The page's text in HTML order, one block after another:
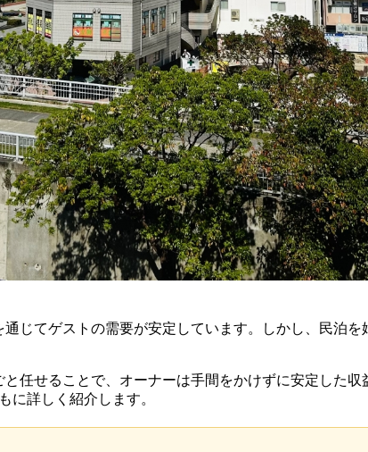
じてゲストの需要が安定しています。しかし、民泊
任せることで、オーナーは手間をかけずに安定した
に詳しく紹介します。